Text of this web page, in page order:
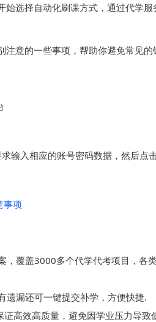
始选择自动化刷课方式，通过代学
意的一些事项，帮助你避免常见的
输入相应的账号密码数据，然后点
事项
，覆盖3000多个代学代考项目，各
遗漏还可一键提交补学，方便快捷.
高效高质量，避免因学业压力导致